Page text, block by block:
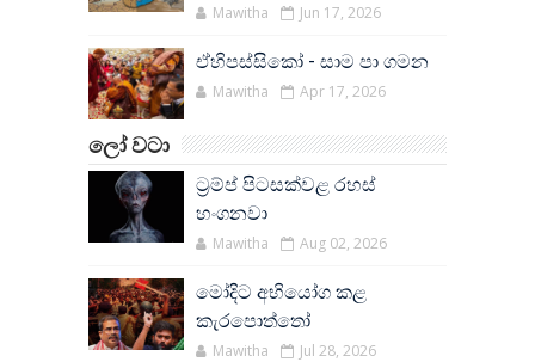
Mawitha Jun 17, 2026
ඒහිපස්සිකෝ - සාම පා ගමන
Mawitha Apr 17, 2026
ලෝ වටා
ට්‍රම්ප් පිටසක්වළ රහස්
හංගනවා
Mawitha Aug 02, 2026
මෝදිට අභියෝග කළ
කැරපොත්තෝ
Mawitha Jul 28, 2026